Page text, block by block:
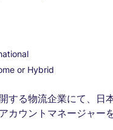
or Hybrid
する物流企業にて、日
カウントマネージャー